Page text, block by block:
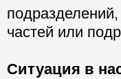
частей или
Ситуация в